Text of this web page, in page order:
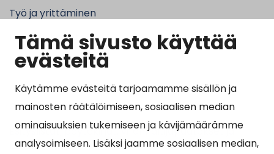
Tämä sivusto käyttää
evästeitä
Käytämme evästeitä tarjoamamme sisällön ja
mainosten räätälöimiseen, sosiaalisen median
ominaisuuksien tukemiseen ja kävijämäärämme
analysoimiseen. Lisäksi jaamme sosiaalisen median,
Työ ja yrittäminen
Kunta ja hallinto
Suosituimmat sivut
Esityslistat, pöytäkirjat, viranhaltijapäätökset ja
kuulutukset